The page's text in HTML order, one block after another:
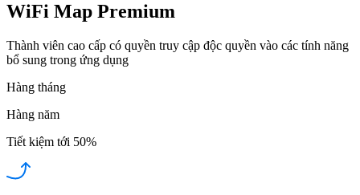
WiFi Map Premium
Thành viên cao cấp có quyền truy cập độc quyền vào các tính năng
bổ sung trong ứng dụng
Hàng tháng
Hàng năm
Tiết kiệm tới 50%